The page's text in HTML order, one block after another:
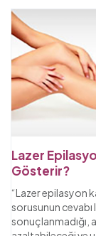
Lazer
Gösterir?
“Lazer epilasyon
sorusunun cevabı
sonuçlanmadığı,